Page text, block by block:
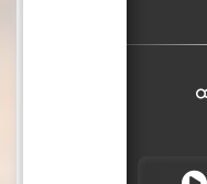
Oltre ai nuovi
realizzati impianti
illuminazione a
nuova mensa